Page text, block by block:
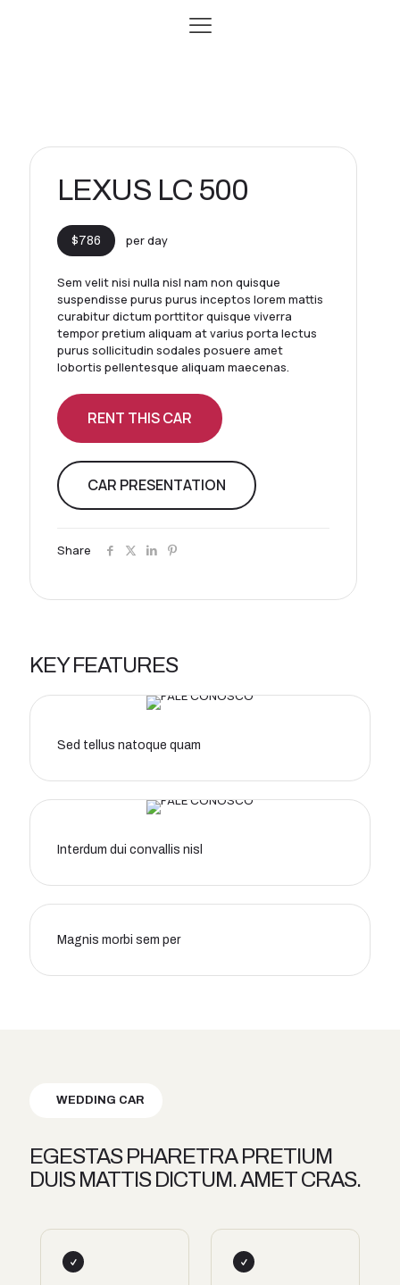
LEXUS LC 500
$786 per day
Sem velit nisi nulla nisl nam non quisque
suspendisse purus purus inceptos lorem mattis
curabitur dictum porttitor quisque viverra
tempor pretium aliquam at varius porta lectus
purus sollicitudin sodales posuere amet
lobortis pellentesque aliquam maecenas.
RENT THIS CAR
CAR PRESENTATION
Share
KEY FEATURES
Sed tellus natoque quam
Interdum dui convallis nisl
Magnis morbi sem per
WEDDING CAR
EGESTAS PHARETRA PRETIUM
DUIS MATTIS DICTUM. AMET CRAS.